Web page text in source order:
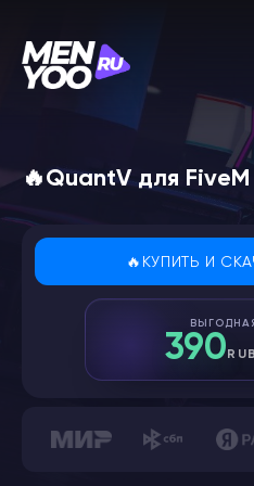
🔥QuantV для
🔥КУПИТЬ И
390